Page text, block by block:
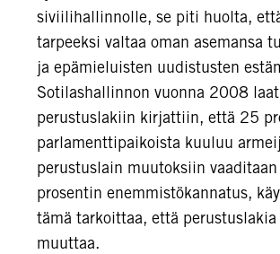
siviilihallinnolle, se piti huolta,
tarpeeksi valtaa oman asemansa
ja epämieluisten uudistusten
Sotilashallinnon vuonna 2008
perustuslakiin kirjattiin, että 25
parlamenttipaikoista kuuluu
perustuslain muutoksiin
prosentin enemmistökannatus,
tämä tarkoittaa, että perustuslakia
muuttaa.